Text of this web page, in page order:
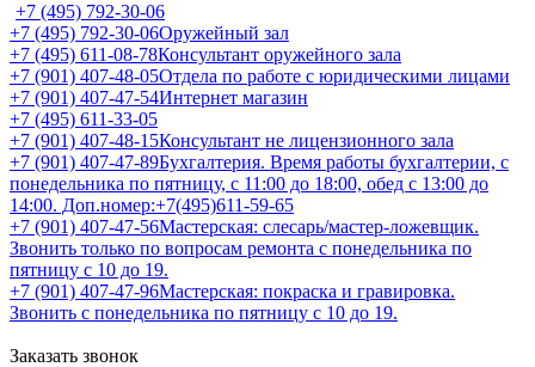
+7 (495) 792-30-06
+7 (495) 792-30-06Оружейный зал
+7 (495) 611-08-78Консультант оружейного зала
+7 (901) 407-48-05Отдела по работе с юридическими лицами
+7 (901) 407-47-54Интернет магазин
+7 (495) 611-33-05
+7 (901) 407-48-15Консультант не лицензионного зала
+7 (901) 407-47-89Бухгалтерия. Время работы бухгалтерии, с
понедельника по пятницу, с 11:00 до 18:00, обед с 13:00 до
14:00. Доп.номер:+7(495)611-59-65
+7 (901) 407-47-56Мастерская: слесарь/мастер-ложевщик.
Звонить только по вопросам ремонта с понедельника по
пятницу с 10 до 19.
+7 (901) 407-47-96Мастерская: покраска и гравировка.
Звонить с понедельника по пятницу с 10 до 19.
Заказать звонок